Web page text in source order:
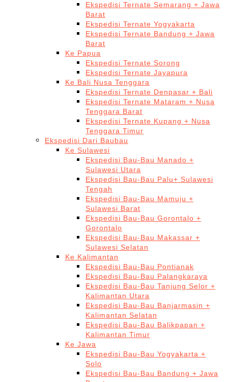
Ekspedisi Ternate Semarang + Jawa
Barat
Ekspedisi Ternate Yogyakarta
Ekspedisi Ternate Bandung + Jawa
Barat
Ke Papua
Ekspedisi Ternate Sorong
Ekspedisi Ternate Jayapura
Ke Bali Nusa Tenggara
Ekspedisi Ternate Denpasar + Bali
Ekspedisi Ternate Mataram + Nusa
Tenggara Barat
Ekspedisi Ternate Kupang + Nusa
Tenggara Timur
Ekspedisi Dari Baubau
Ke Sulawesi
Ekspedisi Bau-Bau Manado +
Sulawesi Utara
Ekspedisi Bau-Bau Palu+ Sulawesi
Tengah
Ekspedisi Bau-Bau Mamuju +
Sulawesi Barat
Ekspedisi Bau-Bau Gorontalo +
Gorontalo
Ekspedisi Bau-Bau Makassar +
Sulawesi Selatan
Ke Kalimantan
Ekspedisi Bau-Bau Pontianak
Ekspedisi Bau-Bau Palangkaraya
Ekspedisi Bau-Bau Tanjung Selor +
Kalimantan Utara
Ekspedisi Bau-Bau Banjarmasin +
Kalimantan Selatan
Ekspedisi Bau-Bau Balikpapan +
Kalimantan Timur
Ke Jawa
Ekspedisi Bau-Bau Yogyakarta +
Solo
Ekspedisi Bau-Bau Bandung + Jawa